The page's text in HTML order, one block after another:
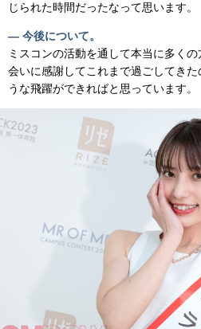
じられた時間だったなって思います。
— 今後について。
ミスコンの活動を通して本当に多く
会いに感謝してこれまで過ごしてき
うな飛躍ができればと思っています。